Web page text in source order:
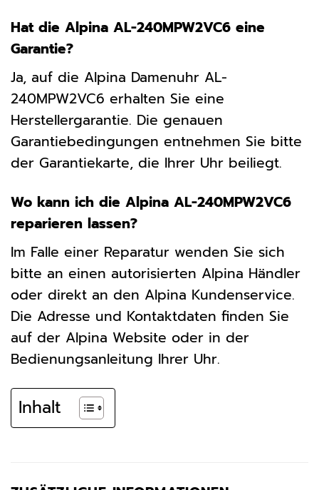
Hat die Alpina AL-240MPW2VC6 eine
Garantie?
Ja, auf die Alpina Damenuhr AL-
240MPW2VC6 erhalten Sie eine
Herstellergarantie. Die genauen
Garantiebedingungen entnehmen Sie bitte
der Garantiekarte, die Ihrer Uhr beiliegt.
Wo kann ich die Alpina AL-240MPW2VC6
reparieren lassen?
Im Falle einer Reparatur wenden Sie sich
bitte an einen autorisierten Alpina Händler
oder direkt an den Alpina Kundenservice.
Die Adresse und Kontaktdaten finden Sie
auf der Alpina Website oder in der
Bedienungsanleitung Ihrer Uhr.
Inhalt